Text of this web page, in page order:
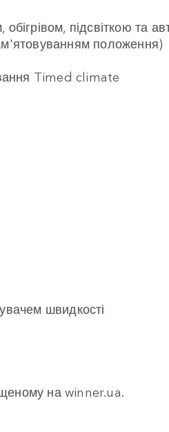
підсвіткою та
положення)
Timed climate
швидкості
на winner.ua.